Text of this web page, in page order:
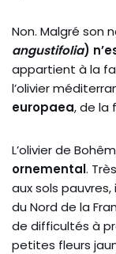
Non. Malgré son
angustifolia)
appartient à la
l’olivier
europaea, de la
L’olivier de
ornemental.
aux sols
du Nord de la
de difficultés à
petites fleurs